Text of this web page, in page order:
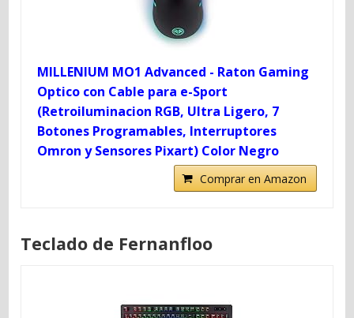
MILLENIUM MO1 Advanced - Raton Gaming
Optico con Cable para e-Sport
(Retroiluminacion RGB, Ultra Ligero, 7
Botones Programables, Interruptores
Omron y Sensores Pixart) Color Negro
Comprar en Amazon
Teclado de Fernanfloo